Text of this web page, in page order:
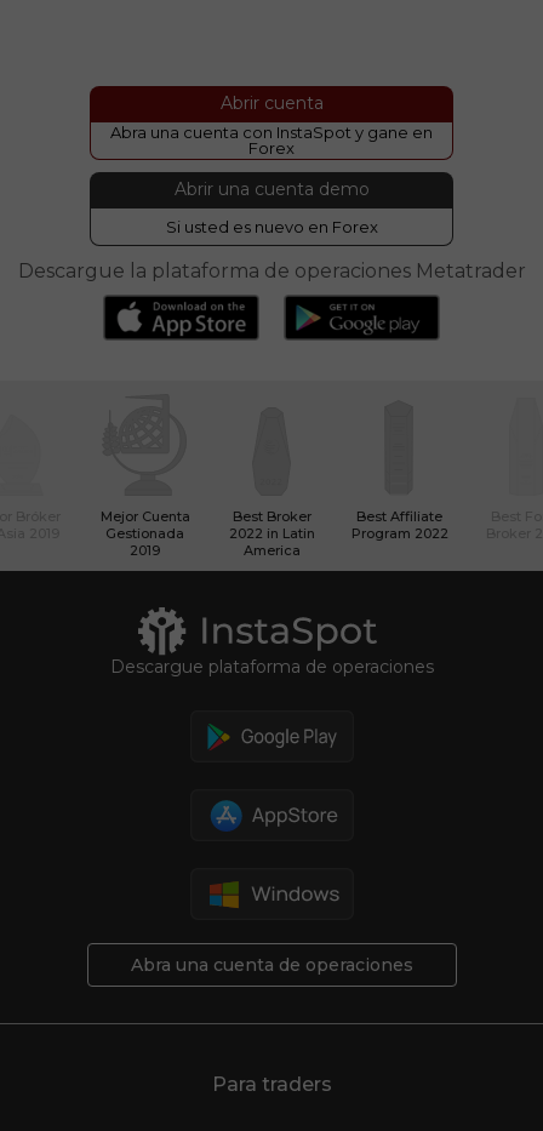
Abrir cuenta
Abra una cuenta con InstaSpot y gane en
Forex
Abrir una cuenta demo
Si usted es nuevo en Forex
Descargue la plataforma de operaciones Metatrader
Mejor Cuenta
Gestionada
2019
Best Broker
2022 in Latin
America
Best Affiliate
Program 2022
Descargue plataforma de operaciones
Abra una cuenta de operaciones
Para traders